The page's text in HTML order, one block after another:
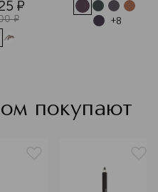
заболеваний.
¤
¤ +8
покупают